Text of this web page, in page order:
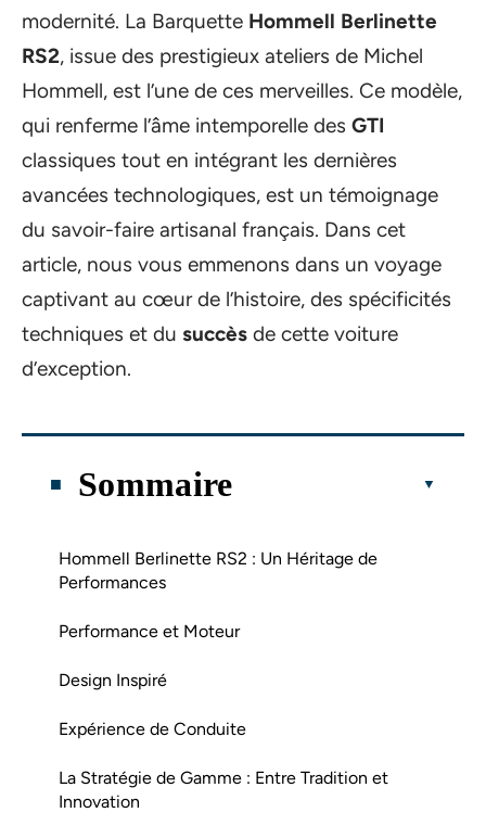
modernité. La Barquette Hommell Berlinette
RS2, issue des prestigieux ateliers de Michel
Hommell, est l’une de ces merveilles. Ce modèle,
qui renferme l’âme intemporelle des GTI
classiques tout en intégrant les dernières
avancées technologiques, est un témoignage
du savoir-faire artisanal français. Dans cet
article, nous vous emmenons dans un voyage
captivant au cœur de l’histoire, des spécificités
techniques et du succès de cette voiture
d’exception.
Sommaire
Hommell Berlinette RS2 : Un Héritage de
Performances
Performance et Moteur
Design Inspiré
Expérience de Conduite
La Stratégie de Gamme : Entre Tradition et
Innovation